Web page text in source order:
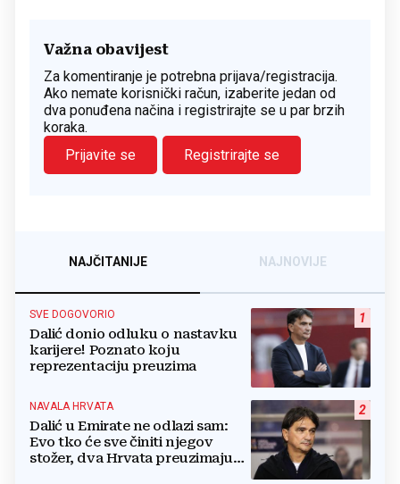
Važna obavijest
Za komentiranje je potrebna prijava/registracija.
Ako nemate korisnički račun, izaberite jedan od
dva ponuđena načina i registrirajte se u par brzih
koraka.
Prijavite se
Registrirajte se
NAJČITANIJE NAJNOVIJE
1
SVE DOGOVORIO
Dalić donio odluku o nastavku
karijere! Poznato koju
reprezentaciju preuzima
2
NAVALA HRVATA
Dalić u Emirate ne odlazi sam:
Evo tko će sve činiti njegov
stožer, dva Hrvata preuzimaju